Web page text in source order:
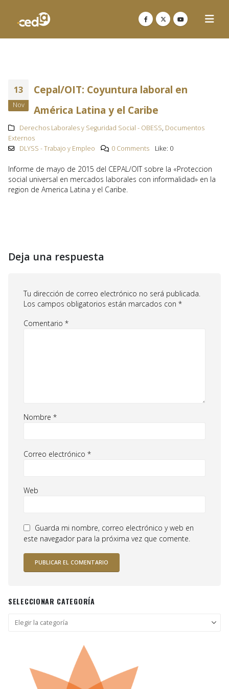
13
Nov
Cepal/OIT: Coyuntura laboral en
América Latina y el Caribe
Derechos Laborales y Seguridad Social - OBESS, Documentos
Externos
DLYSS - Trabajo y Empleo
0 Comments Like: 0
Informe de mayo de 2015 del CEPAL/OIT sobre la «Proteccion
social universal en mercados laborales con informalidad» en la
region de America Latina y el Caribe.
Deja una respuesta
Tu dirección de correo electrónico no será publicada.
Los campos obligatorios están marcados con *
Comentario *
Nombre *
Correo electrónico *
Web
Guarda mi nombre, correo electrónico y web en
este navegador para la próxima vez que comente.
SELECCIONAR CATEGORÍA
Seleccionar
categoría